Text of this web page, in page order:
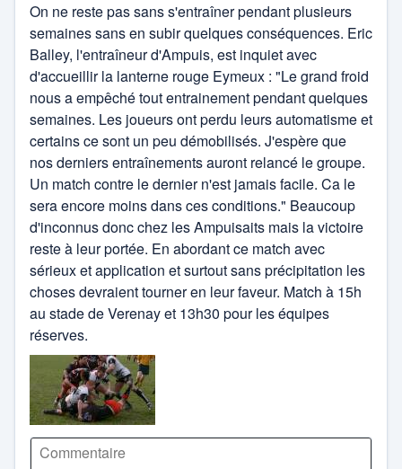
On ne reste pas sans s'entraîner pendant plusieurs
semaines sans en subir quelques conséquences. Eric
Balley, l'entraîneur d'Ampuis, est inquiet avec
d'accueillir la lanterne rouge Eymeux : "Le grand froid
nous a empêché tout entrainement pendant quelques
semaines. Les joueurs ont perdu leurs automatisme et
certains ce sont un peu démobilisés. J'espère que
nos derniers entraînements auront relancé le groupe.
Un match contre le dernier n'est jamais facile. Ca le
sera encore moins dans ces conditions." Beaucoup
d'inconnus donc chez les Ampuisaits mais la victoire
reste à leur portée. En abordant ce match avec
sérieux et application et surtout sans précipitation les
choses devraient tourner en leur faveur. Match à 15h
au stade de Verenay et 13h30 pour les équipes
réserves.